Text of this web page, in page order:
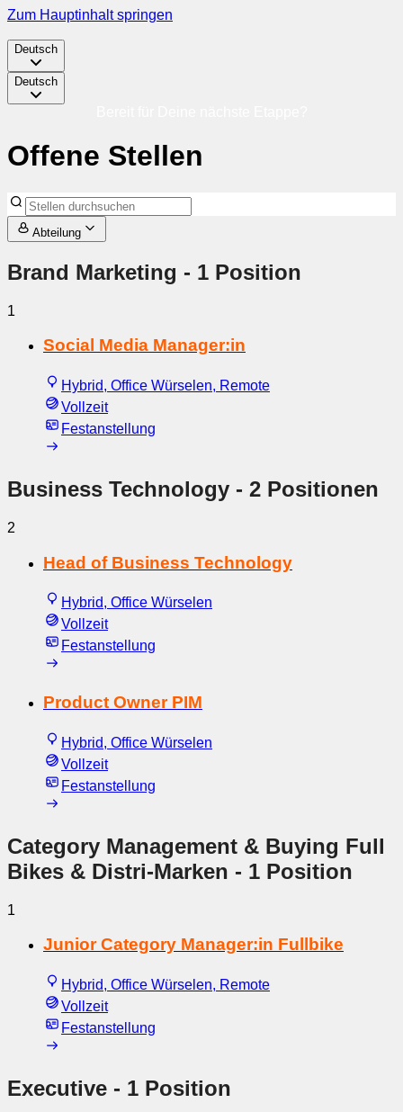
Zum Hauptinhalt springen
Deutsch
Deutsch
Offene Stellen
Abteilung
Brand Marketing - 1 Position
1
Social Media Manager:in
Hybrid, Office Würselen, Remote
Vollzeit
Festanstellung
Business Technology - 2 Positionen
2
Head of Business Technology
Hybrid, Office Würselen
Vollzeit
Festanstellung
Product Owner PIM
Hybrid, Office Würselen
Vollzeit
Festanstellung
Category Management & Buying Full
Bikes & Distri-Marken - 1 Position
1
Junior Category Manager:in Fullbike
Hybrid, Office Würselen, Remote
Vollzeit
Festanstellung
Executive - 1 Position